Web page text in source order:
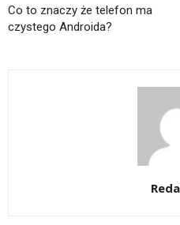
Co to znaczy że telefon ma
czystego Androida?